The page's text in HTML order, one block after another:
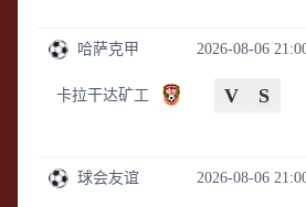
2026-08-06
哈萨克甲
卡拉干达矿工 V S
2026-08-06
球会友谊